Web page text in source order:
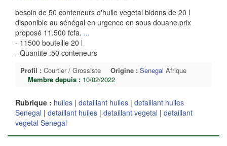
besoin de 50 conteneurs d'huile vegetal bidons de 20 l
disponible au sénégal en urgence en sous douane.prix
proposé 11.500 fcfa. ...
- 11500 bouteille 20 l
- Quantite :50 conteneurs
Profil : Courtier / Grossiste Origine : Senegal Afrique
Membre depuis : 10/02/2022
Rubrique : huiles | detaillant huiles | detaillant huiles
Senegal | detaillant huiles | detaillant vegetal | detaillant
vegetal Senegal